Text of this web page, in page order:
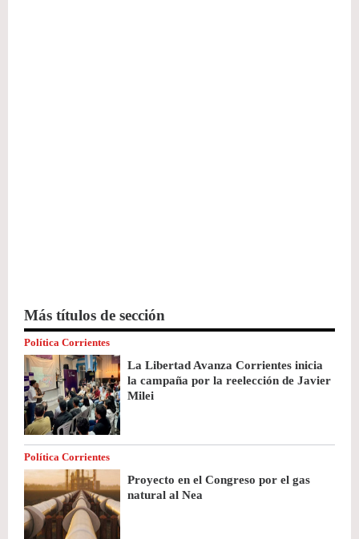
Más títulos de sección
Política Corrientes
La Libertad Avanza Corrientes inicia
la campaña por la reelección de Javier
Milei
Política Corrientes
Proyecto en el Congreso por el gas
natural al Nea